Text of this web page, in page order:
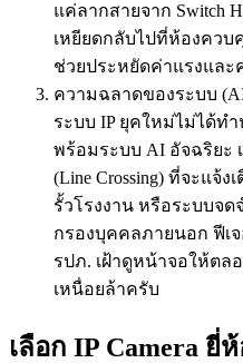
แค่ลากสายจาก Switch
เหยียดกลับไปที่ห้องควบ
ช่วยประหยัดค่าแรงแล
ความฉลาดของระบบ (AI
ระบบ IP ยุคใหม่ไม่ได้ท
พร้อมระบบ AI อัจฉริยะ
(Line Crossing) ที่จะแจ้
รั้วโรงงาน หรือระบบจด
กรองบุคคลภายนอก ฟีเ
รปภ. เฝ้าดูหน้าจอให้ตล
เหนื่อยล้าครับ
เลือก IP Camera ยี่